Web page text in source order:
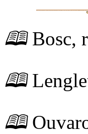
🕮Bosc,
🕮
🕮